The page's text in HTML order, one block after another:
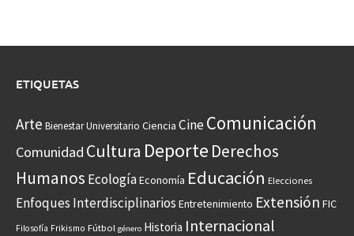
ETIQUETAS
Arte Bienestar Universitario Ciencia CineComunicación
Comunidad Cultura Deporte Derechos
Humanos EcologíaEconomía Educación Elecciones
Enfoques Interdisciplinarios Entretenimiento Extensión FIC
Filosofía Frikismo Fútbol género Historia Internacional